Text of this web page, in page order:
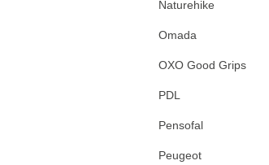
Naturehike
Omada
OXO Good Grips
PDL
Pensofal
Peugeot